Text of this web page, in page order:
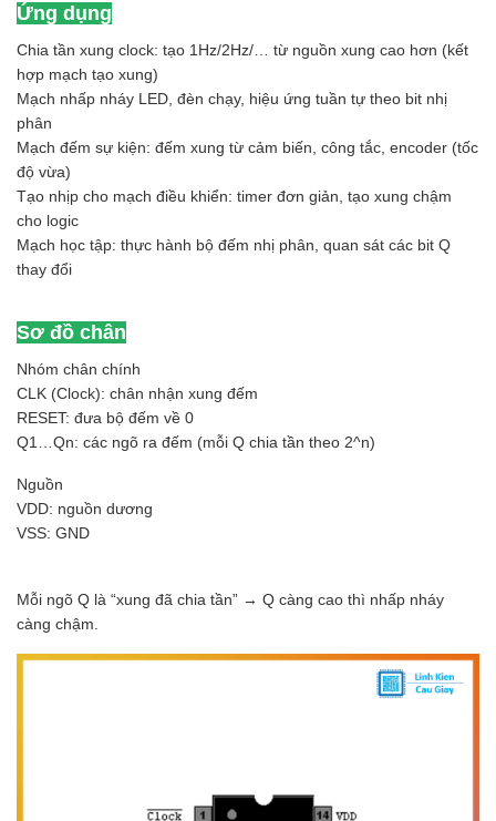
Ứng dụng
Chia tần xung clock: tạo 1Hz/2Hz/… từ nguồn xung cao hơn (kết
hợp mạch tạo xung)
Mạch nhấp nháy LED, đèn chạy, hiệu ứng tuần tự theo bit nhị
phân
Mạch đếm sự kiện: đếm xung từ cảm biến, công tắc, encoder (tốc
độ vừa)
Tạo nhịp cho mạch điều khiển: timer đơn giản, tạo xung chậm
cho logic
Mạch học tập: thực hành bộ đếm nhị phân, quan sát các bit Q
thay đổi
Sơ đồ chân
Nhóm chân chính
CLK (Clock): chân nhận xung đếm
RESET: đưa bộ đếm về 0
Q1…Qn: các ngõ ra đếm (mỗi Q chia tần theo 2^n)
Nguồn
VDD: nguồn dương
VSS: GND
Mỗi ngõ Q là “xung đã chia tần” → Q càng cao thì nhấp nháy
càng chậm.